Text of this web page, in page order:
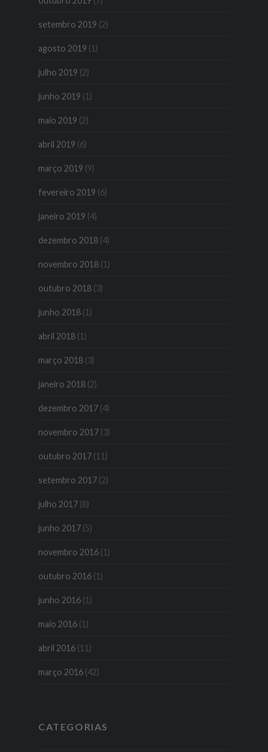
setembro 2019 (2)
agosto 2019 (1)
julho 2019 (2)
junho 2019 (1)
maio 2019 (2)
abril 2019 (6)
março 2019 (9)
fevereiro 2019 (6)
janeiro 2019 (4)
dezembro 2018(4)
novembro 2018(1)
outubro 2018(3)
junho 2018(1)
abril 2018(1)
março 2018(3)
janeiro 2018(2)
dezembro 2017(4)
novembro 2017(3)
outubro 2017(11)
setembro 2017(2)
julho 2017(8)
junho 2017(5)
novembro 2016(1)
outubro 2016(1)
junho 2016(1)
maio 2016(1)
abril 2016(11)
março 2016(42)
CATEGORIAS